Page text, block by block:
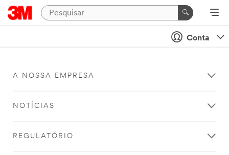
Conta
A NOSSA EMPRESA
NOTÍCIAS
REGULATÓRIO